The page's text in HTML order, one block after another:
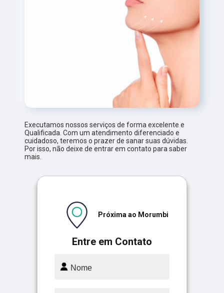
Executamos nossos serviços de forma excelente e
Qualificada. Com um atendimento diferenciado e
cuidadoso, teremos o prazer de sanar suas dúvidas.
Por isso, não deixe de entrar em contato para saber
mais.
Entre em Contato
Próxima ao Morumbi